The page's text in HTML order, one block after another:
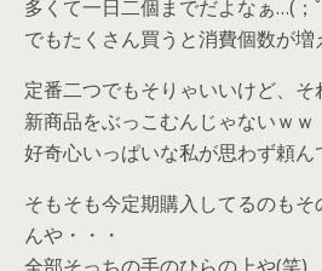
多くて一日二個までだよなぁ…(；
でもたくさん買うと消費個数が増
定番二つでもそりゃいいけど、そ
新商品をぶっこむんじゃないｗｗ
好奇心いっぱいな私が思わず頼ん
そもそも今定期購入してるのも
んや・・・